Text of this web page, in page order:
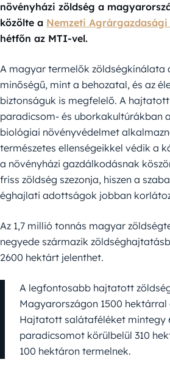
növényházi zöldség a
közölte a Nemzeti
hétfőn az MTI-vel.
A magyar termelők zöldségkínálata
minőségű, mint a behozatal, és az
biztonságuk is megfelelő. A
paradicsom- és uborkakultúrákban
biológiai növényvédelmet
természetes ellenségeikkel védik a
a növényházi gazdálkodásnak
friss zöldség szezonja, hiszen a
éghajlati adottságok jobban
Az 1,7 millió tonnás magyar
negyede származik
2600 hektárt jelenthet.
A legfontosabb hajtatott
Magyarországon 1500
Hajtatott salátaféléket mintegy
paradicsomot körülbelül 310
100 hektáron termelnek.